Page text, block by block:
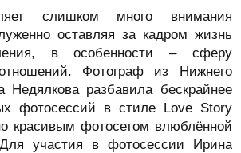
слишком много внимания
оставляя за кадром жизнь
в особенности – сферу
Фотограф из Нижнего
Недялкова разбавила бескрайнее
фотосессий в стиле Love Story
красивым фотосетом влюблённой
участия в фотосессии Ирина